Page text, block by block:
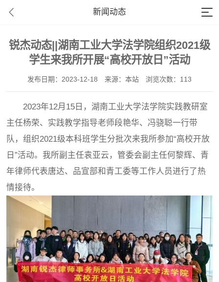
新闻动态
锐杰动态||湖南工业大学法学院组织2021级
学生来我所开展“高校开放日”活动
发布日期：2023-12-18 来源：本站 浏览次数：113
2023年12月15日，湖南工业大学法学院实践教研室
主任杨荣、实践教学指导老师段艳华、冯骁聪一行带
队，组织2021级本科班学生分批次来我所参加“高校开放
日”活动。我所副主任袁亚云，管委会副主任何黎辉、青
年律师代表唐达、品宣部和青工委等工作人员进行了热
情接待。